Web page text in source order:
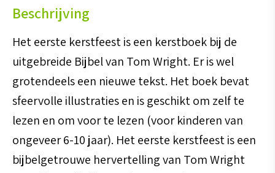
Beschrijving
Het eerste kerstfeest is een kerstboek bij de
uitgebreide Bijbel van Tom Wright. Er is wel
grotendeels een nieuwe tekst. Het boek bevat
sfeervolle illustraties en is geschikt om zelf te
lezen en om voor te lezen (voor kinderen van
ongeveer 6-10 jaar). Het eerste kerstfeest is een
bijbelgetrouwe hervertelling van Tom Wright